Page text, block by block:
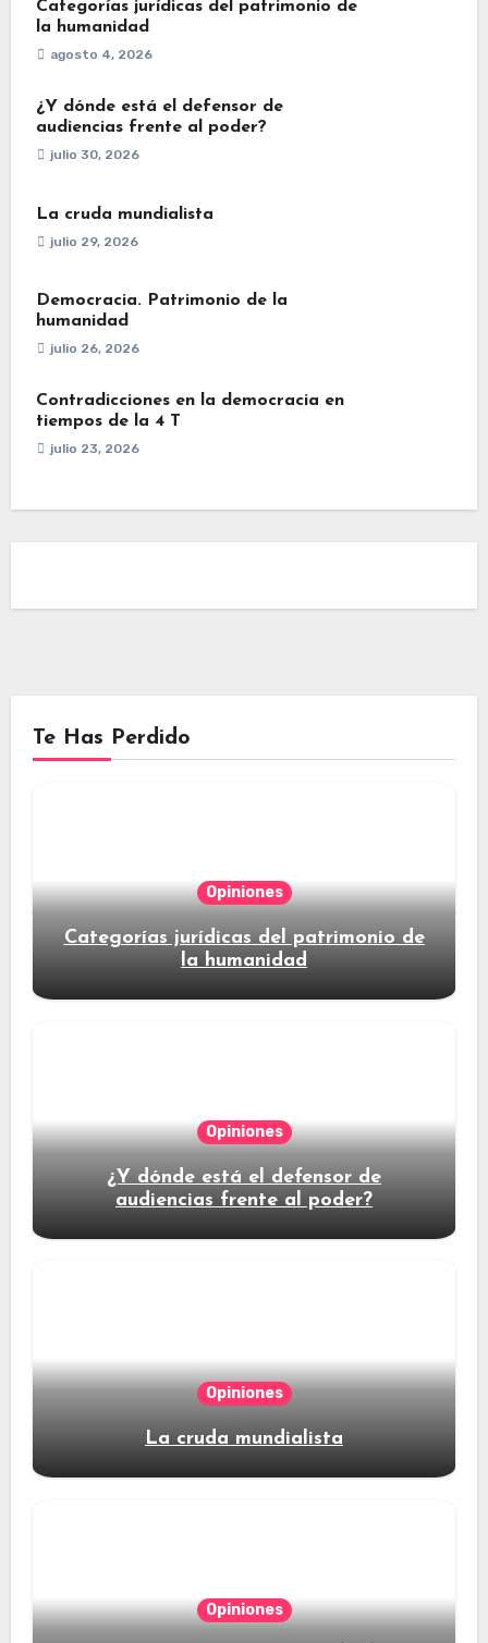
Categorías jurídicas del patrimonio de
la humanidad
agosto 4, 2026
¿Y dónde está el defensor de
audiencias frente al poder?
julio 30, 2026
La cruda mundialista
julio 29, 2026
Democracia. Patrimonio de la
humanidad
julio 26, 2026
Contradicciones en la democracia en
tiempos de la 4 T
julio 23, 2026
Te Has Perdido
Opiniones
Categorías jurídicas del patrimonio de
la humanidad
Opiniones
¿Y dónde está el defensor de
audiencias frente al poder?
Opiniones
La cruda mundialista
Opiniones